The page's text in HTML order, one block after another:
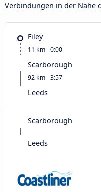
Verbindungen in der Nähe
Filey
11 km - 0:00
Scarborough
92 km - 3:57
Leeds
Scarborough
Leeds